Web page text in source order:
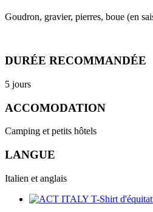
Goudron, gravier, pierres, boue (en
DURÉE RECOMMANDÉE
5 jours
ACCOMODATION
Camping et petits hôtels
LANGUE
Italien et anglais